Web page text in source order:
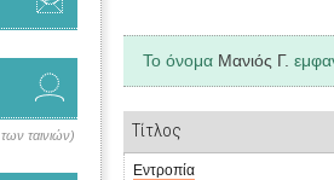
ταινιών)
Το όνομα Μανιός Γ.
Τίτλος
Εντροπία